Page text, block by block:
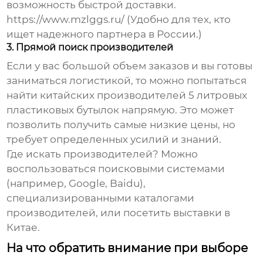
возможность быстрой доставки.
https://www.mzlggs.ru/ (Удобно для тех, кто
ищет надежного партнера в России.)
3. Прямой поиск производителей
Если у вас большой объем заказов и вы готовы
заниматься логистикой, то можно попытаться
найти китайских производителей5 литровых
пластиковых бутылок напрямую. Это может
позволить получить самые низкие цены, но
требует определенных усилий и знаний.
Где искать производителей? Можно
воспользоваться поисковыми системами
(например, Google, Baidu),
специализированными каталогами
производителей, или посетить выставки в
Китае.
На что обратить внимание при выборе